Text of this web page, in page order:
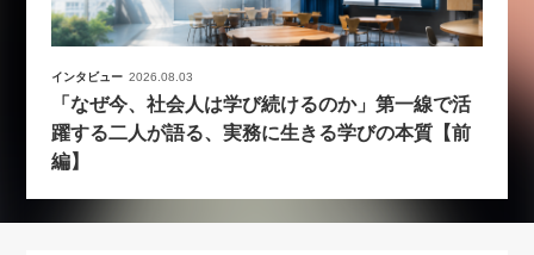
インタビュー 2026.08.03
「なぜ今、社会人は学び続けるのか」第一線で活
躍する二人が語る、実務に生きる学びの本質【前
編】